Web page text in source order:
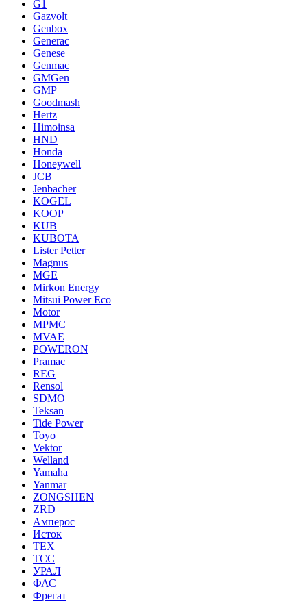
G1
Gazvolt
Genbox
Generac
Genese
Genmac
GMGen
GMP
Goodmash
Hertz
Himoinsa
HND
Honda
Honeywell
JCB
Jenbacher
KOGEL
KOOP
KUB
KUBOTA
Lister Petter
Magnus
MGE
Mirkon Energy
Mitsui Power Eco
Motor
MPMC
MVAE
POWERON
Pramac
REG
Rensol
SDMO
Teksan
Tide Power
Toyo
Vektor
Welland
Yamaha
Yanmar
ZONGSHEN
ZRD
Амперос
Исток
ТЕХ
ТСС
УРАЛ
ФАС
Фрегат